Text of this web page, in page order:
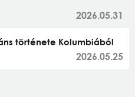
2026.05.31
története Kolumbiából
2026.05.25